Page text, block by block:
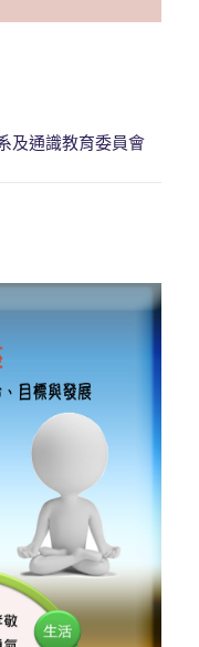
及通識教育委員會